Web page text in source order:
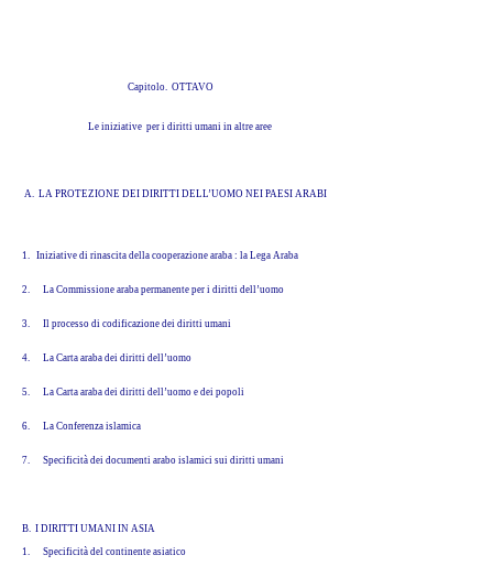
Capitolo. OTTAVO
Le iniziative per i diritti umani in altre aree
A. LA PROTEZIONE DEI DIRITTI DELL’UOMO NEI PAESI ARABI
1. Iniziative di rinascita della cooperazione araba : la Lega Araba
2. La Commissione araba permanente per i diritti dell’uomo
3. Il processo di codificazione dei diritti umani
4. La Carta araba dei diritti dell’uomo
5. La Carta araba dei diritti dell’uomo e dei popoli
6. La Conferenza islamica
7. Specificità dei documenti arabo islamici sui diritti umani
B. I DIRITTI UMANI IN ASIA
1. Specificità del continente asiatico